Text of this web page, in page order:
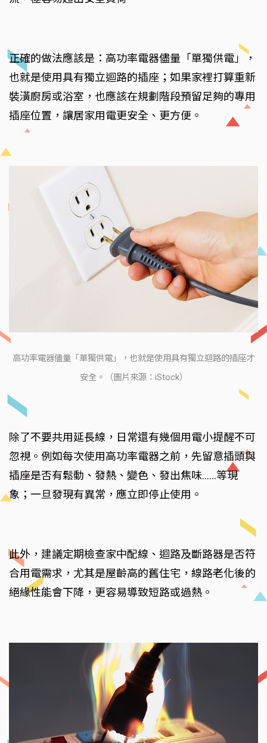
正確的做法應該是：高功率電器儘量「單獨供電」，
也就是使用具有獨立迴路的插座；如果家裡打算重新
裝潢廚房或浴室，也應該在規劃階段預留足夠的專用
插座位置，讓居家用電更安全、更方便。
高功率電器儘量「單獨供電」，也就是使用具有獨立迴路的插座才
安全。（圖片來源：iStock）
除了不要共用延長線，日常還有幾個用電小提醒不可
忽視。例如每次使用高功率電器之前，先留意插頭與
插座是否有鬆動、發熱、變色、發出焦味......等現
象；一旦發現有異常，應立即停止使用。
此外，建議定期檢查家中配線、迴路及斷路器是否符
合用電需求，尤其是屋齡高的舊住宅，線路老化後的
絕緣性能會下降，更容易導致短路或過熱。